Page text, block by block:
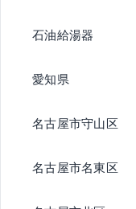
石油給湯器
愛知県
名古屋市守山区
名古屋市名東区